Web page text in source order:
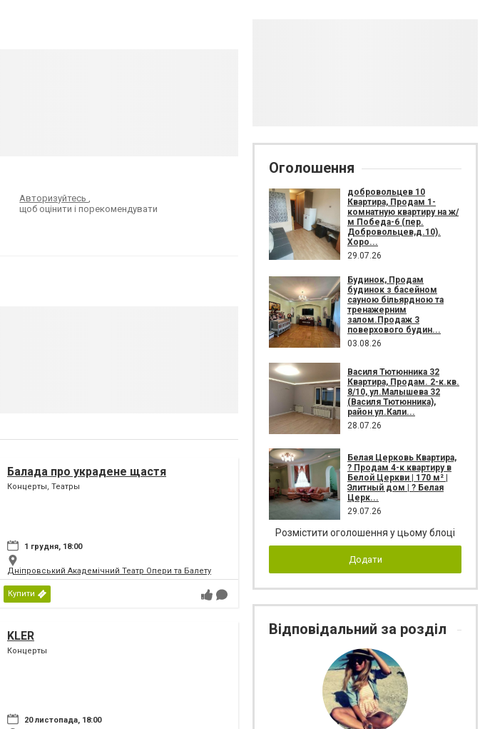
Авторизуйтесь
щоб оцінити і порекомендувати
Балада про украдене щастя
Концерты, Театры
1 грудня, 18:00
Дніпровський Академічний Театр Опери та Балету
Купити
KLER
Концерты
20 листопада, 18:00
Оголошення
добровольцев 10
Квартира, Продам 1-
комнатную квартиру на ж/
м Победа-6 (пер.
Добровольцев,д.10).
Хоро...
29.07.26
Будинок, Продам
будинок з басейном
сауною більярдною та
тренажерним
залом.Продаж 3
поверхового будин...
03.08.26
Василя Тютюнника 32
Квартира, Продам. 2-к.кв.
8/10, ул.Малышева 32
(Василя Тютюнника),
район ул.Кали...
28.07.26
Белая Церковь Квартира,
? Продам 4-к квартиру в
Белой Церкви | 170 м² |
Элитный дом | ? Белая
Церк...
29.07.26
Розмістити оголошення у цьому блоці
Додати
Відповідальний за розділ